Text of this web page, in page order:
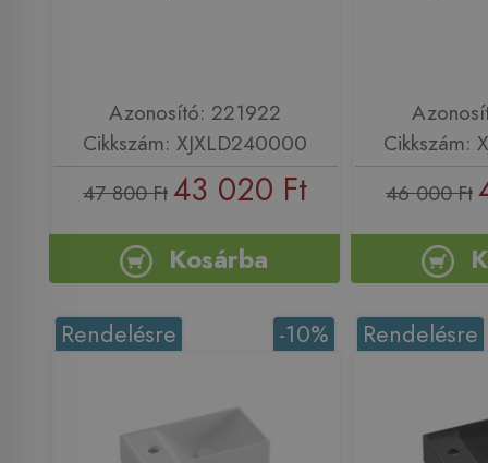
Azonosító: 221922
Cikkszám: XJXLD240000
47 800 Ft43 020 Ft
Kosárba
Cikkszám:
46 000 Ft
-10%
Rendelésre Rendelésre